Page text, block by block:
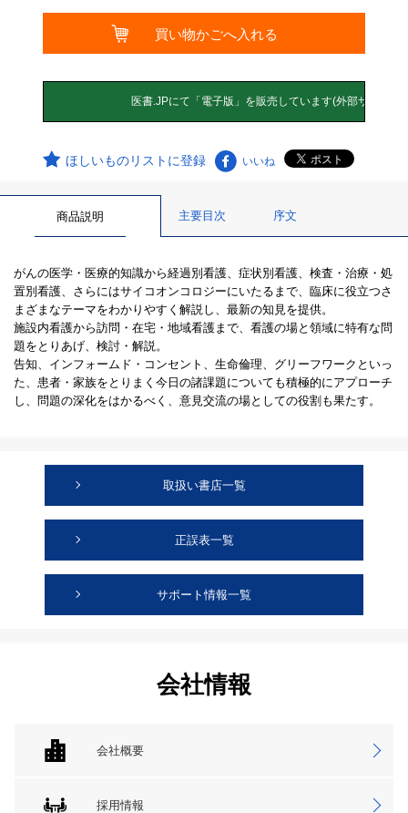
ほしいものリストに登録 いいね
商品説明 主要目次 序文
がんの医学・医療的知識から経過別看護、症状別看護、検査・治療・処
置別看護、さらにはサイコオンコロジーにいたるまで、臨床に役立つさ
まざまなテーマをわかりやすく解説し、最新の知見を提供。
施設内看護から訪問・在宅・地域看護まで、看護の場と領域に特有な問
題をとりあげ、検討・解説。
告知、インフォームド・コンセント、生命倫理、グリーフワークといっ
た、患者・家族をとりまく今日の諸課題についても積極的にアプローチ
し、問題の深化をはかるべく、意見交流の場としての役割も果たす。
取扱い書店一覧
正誤表一覧
サポート情報一覧
会社情報
会社概要
採用情報